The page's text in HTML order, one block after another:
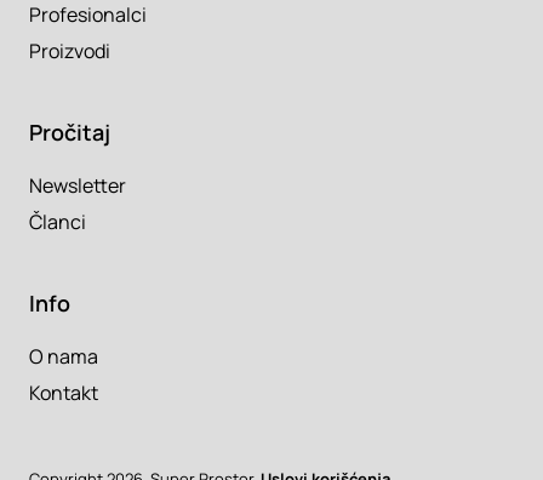
Profesionalci
Proizvodi
Pročitaj
Newsletter
Članci
Info
O nama
Kontakt